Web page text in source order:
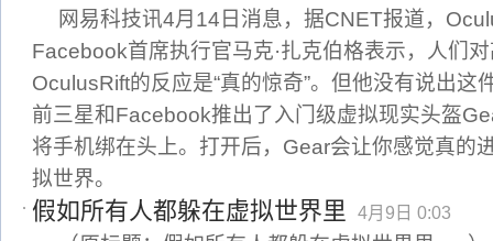
网易科技讯4月14日消息，据CNET报道，
Facebook首席执行官马克·扎克伯格表示，人们
OculusRift的反应是“真的惊奇”。但他没有说出这
前三星和Facebook推出了入门级虚拟现实头盔
将手机绑在头上。打开后，Gear会让你感觉真的
拟世界。
假如所有人都躲在虚拟世界里 4月9日 0:03